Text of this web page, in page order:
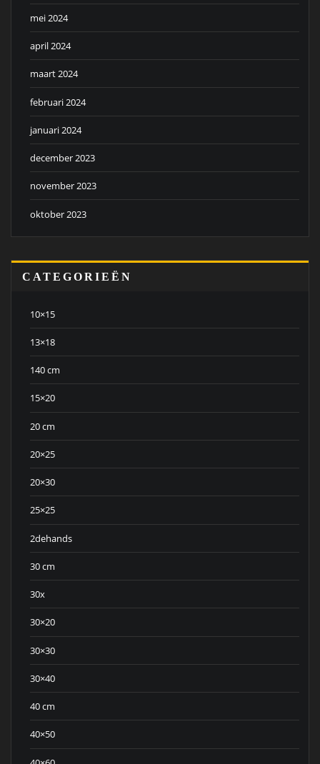
mei 2024
april 2024
maart 2024
februari 2024
januari 2024
december 2023
november 2023
oktober 2023
CATEGORIEËN
10×15
13×18
140 cm
15×20
20 cm
20×25
20×30
25×25
2dehands
30 cm
30x
30×20
30×30
30×40
40 cm
40×50